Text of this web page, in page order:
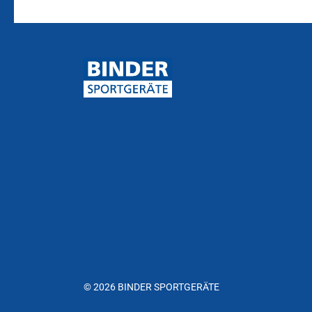
© 2026 BINDER SPORTGERÄTE